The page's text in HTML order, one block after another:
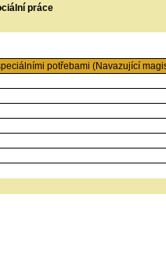
práce
potřebami (Navazující